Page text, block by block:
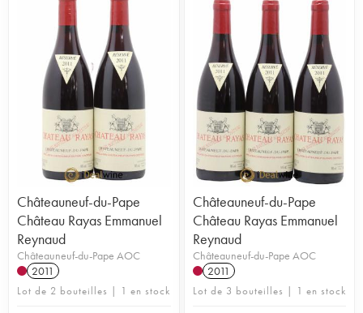
Châteauneuf-du-Pape
Château Rayas Emmanuel
Reynaud
Châteauneuf-du-Pape AOC
2011
Lot de 2 bouteilles | 1 en stock
Châteauneuf-du-Pape
Château Rayas Emmanuel
Reynaud
Châteauneuf-du-Pape AOC
2011
Lot de 3 bouteilles | 1 en stock